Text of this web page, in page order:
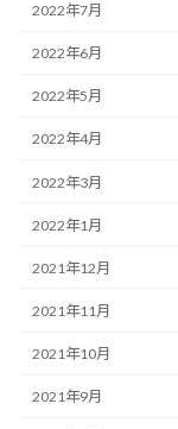
2022年7月
2022年6月
2022年5月
2022年4月
2022年3月
2022年1月
2021年12月
2021年11月
2021年10月
2021年9月